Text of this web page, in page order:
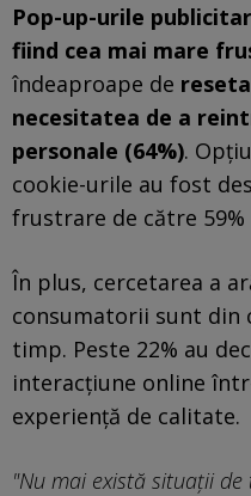
Pop-up-urile
fiind cea mai mare
îndeaproape de
necesitatea de a
personale (64%).
cookie-urile au fost
frustrare de către
În plus, cercetarea a
consumatorii sunt din
timp. Peste 22% au
interacțiune online
experiență de calitate.
"Nu mai există situații